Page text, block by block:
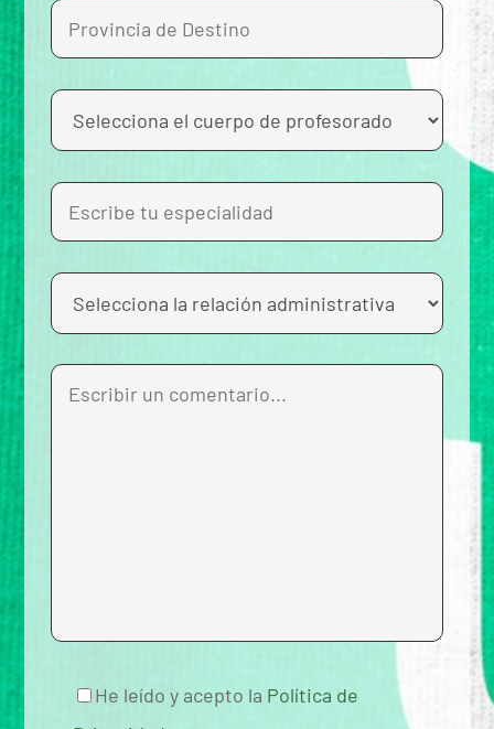
He leído y acepto la Política de